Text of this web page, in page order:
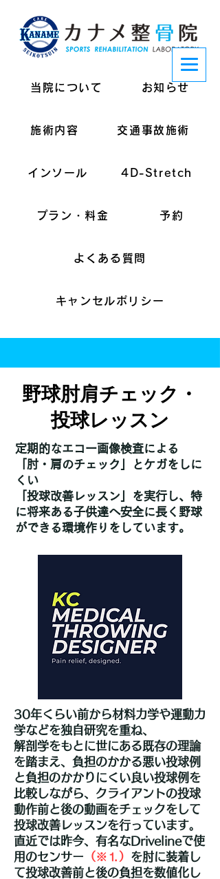
当院について お知らせ
施術内容 交通事故施術
インソール 4D-Stretch
プラン・料金 予約
よくある質問
キャンセルポリシー
野球肘肩チェック・
投球レッスン
定期的なエコー画像検査による
「肘・肩のチェック」とケガをしに
くい
「投球改善レッスン」を実行し、特
に将来ある子供達へ安全に長く野球
ができる環境作りを しています。
30年くらい前から材料力学や運動力
学などを独自研究を重ね、
解剖学をもとに世にある既存の理論
を踏まえ、負担のかかる悪い投球例
と負担のかかりにくい良い投球例を
比較しながら、クライアントの投球
動作前と後の動画をチェックをして
投球改善レッスンを行っています。
直近では昨今、有名なDrivelineで使
用のセンサー （※⒈） を肘に装着し
て投球改善前と後の負担を数値化し